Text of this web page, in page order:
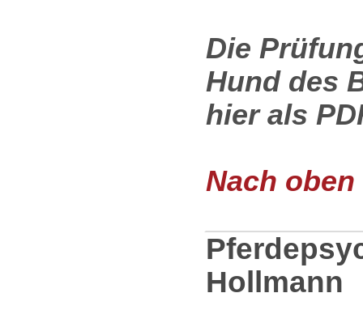
Die
Hund des
hier als
Nach oben
Hollmann